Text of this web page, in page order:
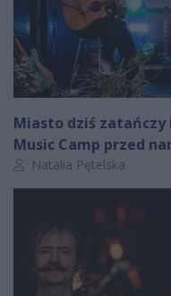
Miasto dziś zatańczy
Music Camp przed
Autor artykułu:
Natalia Pętelska